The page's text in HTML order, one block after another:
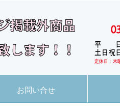
お問い合せ